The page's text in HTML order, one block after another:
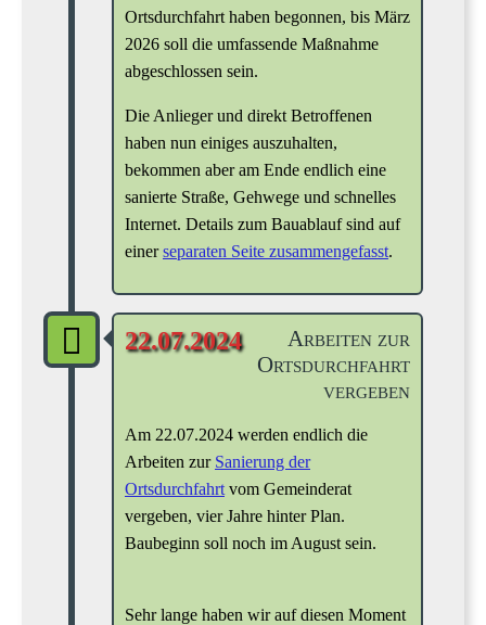
Ortsdurchfahrt haben begonnen, bis März
2026 soll die umfassende Maßnahme
abgeschlossen sein.
Die Anlieger und direkt Betroffenen
haben nun einiges auszuhalten,
bekommen aber am Ende endlich eine
sanierte Straße, Gehwege und schnelles
Internet. Details zum Bauablauf sind auf
einerseparaten Seite zusammengefasst.
22.07.2024
Arbeiten zur
Ortsdurchfahrt
vergeben
Am 22.07.2024 werden endlich die
Arbeiten zur Sanierung der
Ortsdurchfahrt vom Gemeinderat
vergeben, vier Jahre hinter Plan.
Baubeginn soll noch im August sein.
Sehr lange haben wir auf diesen Moment